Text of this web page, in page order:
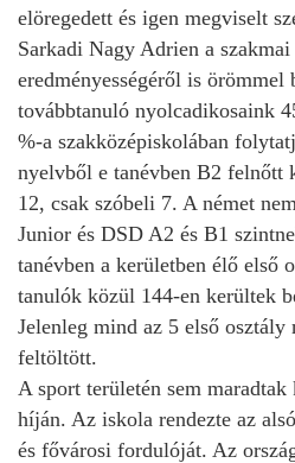
elöregedett és igen megviselt
Sarkadi Nagy Adrien a szakmai
eredményességéről is örömmel
továbbtanuló nyolcadikosaink
%-a szakközépiskolában
nyelvből e tanévben B2 felnőtt
12, csak szóbeli 7. A német
Junior és DSD A2 és B1
tanévben a kerületben élő első
tanulók közül 144-en kerültek
Jelenleg mind az 5 első
feltöltött.
A sport területén sem
híján. Az iskola rendezte az
és fővárosi fordulóját. Az